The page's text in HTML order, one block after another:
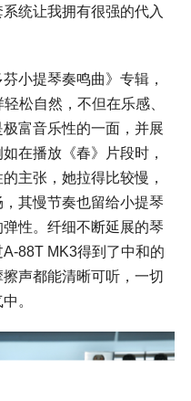
统让我拥有很强的代入
小提琴奏鸣曲》专辑，
松自然，不但在乐感、
富音乐性的一面，并展
在播放《春》片段时，
主张，她拉得比较慢，
其慢节奏也留给小提琴
性。纤细不断延展的琴
88T MK3得到了中和的
声都能清晰可听，一切
。